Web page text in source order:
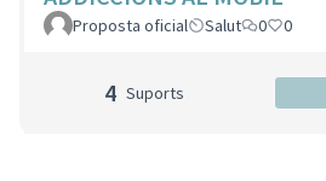
Proposta oficial Salut 0 0
4 Suports